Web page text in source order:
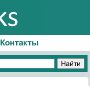
Контакты